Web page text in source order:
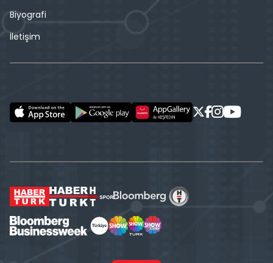
Biyografi
İletişim